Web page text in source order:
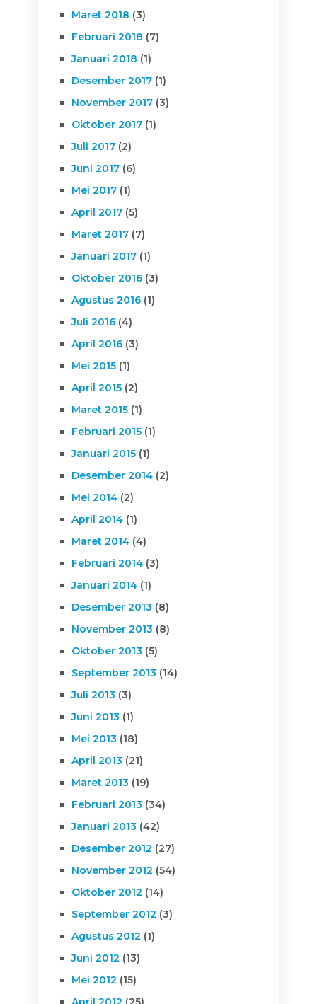
Maret 2018 (3)
Februari 2018 (7)
Januari 2018 (1)
Desember 2017(1)
November 2017(3)
Oktober 2017(1)
Juli 2017(2)
Juni 2017(6)
Mei 2017(1)
April 2017(5)
Maret 2017(7)
Januari 2017(1)
Oktober 2016(3)
Agustus 2016(1)
Juli 2016(4)
April 2016(3)
Mei 2015(1)
April 2015(2)
Maret 2015(1)
Februari 2015(1)
Januari 2015(1)
Desember 2014(2)
Mei 2014(2)
April 2014(1)
Maret 2014(4)
Februari 2014(3)
Januari 2014(1)
Desember 2013 (8)
November 2013 (8)
Oktober 2013 (5)
September 2013 (14)
Juli 2013 (3)
Juni 2013 (1)
Mei 2013 (18)
April 2013 (21)
Maret 2013 (19)
Februari 2013 (34)
Januari 2013 (42)
Desember 2012 (27)
November 2012 (54)
Oktober 2012 (14)
September 2012 (3)
Agustus 2012 (1)
Juni 2012 (13)
Mei 2012 (15)